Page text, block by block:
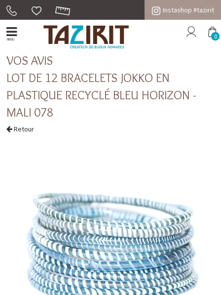
Instashop #tazirit
MENU 0
VOS AVIS
LOT DE 12 BRACELETS JOKKO EN
PLASTIQUE RECYCLÉ BLEU HORIZON -
MALI 078
Retour